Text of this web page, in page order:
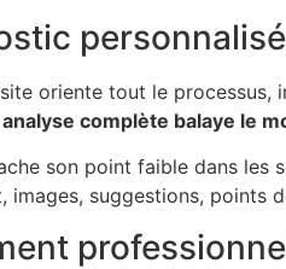
oriente tout le processus,
complète balaye le
son point faible dans les
images, suggestions, points